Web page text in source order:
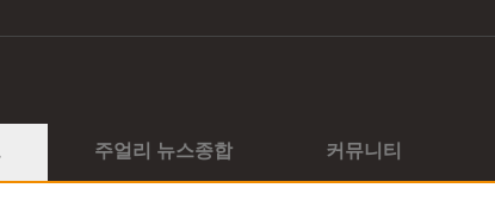
주얼리 뉴스종합 커뮤니티